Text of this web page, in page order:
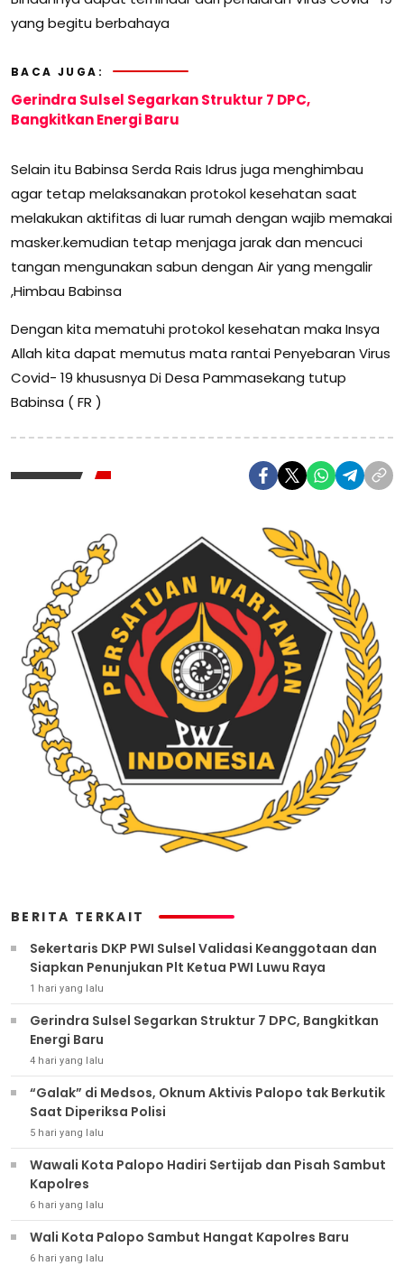
yang begitu berbahaya
BACA JUGA:
Gerindra Sulsel Segarkan Struktur 7 DPC,
Bangkitkan Energi Baru
Selain itu Babinsa Serda Rais Idrus juga menghimbau
agar tetap melaksanakan protokol kesehatan saat
melakukan aktifitas di luar rumah dengan wajib memakai
masker.kemudian tetap menjaga jarak dan mencuci
tangan mengunakan sabun dengan Air yang mengalir
,Himbau Babinsa
Dengan kita mematuhi protokol kesehatan maka Insya
Allah kita dapat memutus mata rantai Penyebaran Virus
Covid- 19 khususnya Di Desa Pammasekang tutup
Babinsa ( FR )
BERITA TERKAIT
Sekertaris DKP PWI Sulsel Validasi Keanggotaan dan
Siapkan Penunjukan Plt Ketua PWI Luwu Raya
1 hari yang lalu
Gerindra Sulsel Segarkan Struktur 7 DPC, Bangkitkan
Energi Baru
4 hari yang lalu
“Galak” di Medsos, Oknum Aktivis Palopo tak Berkutik
Saat Diperiksa Polisi
5 hari yang lalu
Wawali Kota Palopo Hadiri Sertijab dan Pisah Sambut
Kapolres
6 hari yang lalu
Wali Kota Palopo Sambut Hangat Kapolres Baru
6 hari yang lalu